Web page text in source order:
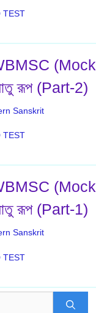
TEST
রূপ (Part-2)
Sanskrit
TEST
রূপ (Part-1)
Sanskrit
TEST